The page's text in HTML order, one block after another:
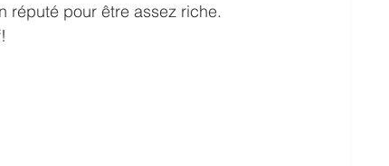
réputé pour être assez riche.